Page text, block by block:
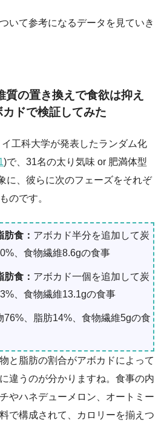
いて参考になるデータを見ていき
の置き換えで食欲は抑え
ドで検証してみた
工科大学が発表したランダム化
)で、31名の太り気味 or 肥満体型
に、彼らに次のフェーズをそれぞ
のです。
食： アボカド半分を追加して炭
、食物繊維8.6gの食事
食： アボカド一個を追加して炭
、食物繊維13.1gの食事
76%、脂肪14%、食物繊維5gの食
と脂肪の割合がアボカドによって
違うのが分かりますね。食事の内
やハネデューメロン、オートミー
で構成されて、カロリーを揃えつ